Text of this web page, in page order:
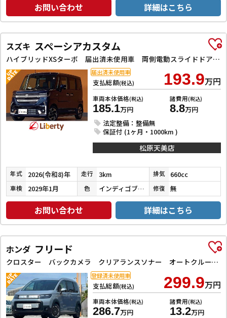
お問い合わせ 詳細はこちら
スズキ スペーシアカスタム
ハイブリッドXSターボ 届出済未使用車 両側電動スライドドア クリアランスソナー オートクルーズコントロール レーンアシスト 衝突被害軽減システム オートライト LEDヘッドランプ スマートキー アイドリングストップ
支払総額(税込) 193.9万円
車両本体価格(税込)
185.1万円
諸費用(税込)
8.8万円
法定整備：整備無
保証付 (1ヶ月・1000km )
届出済未使用車
松原天美店
年式 2026(令和8)年 走行 3km 排気 660cc
車検 2029年1月 色 インディゴブルーメタリック２ 修復 無
お問い合わせ 詳細はこちら
ホンダ フリード
クロスター バックカメラ クリアランスソナー オートクルーズコントロール レーンアシスト 衝突被害軽減システム 両側電動スライドドア オートライト LEDヘッドランプ ヘッドライトウォッシャー スマートキー
支払総額(税込) 299.9万円
車両本体価格(税込)
286.7万円
諸費用(税込)
13.2万円
登録済未使用車